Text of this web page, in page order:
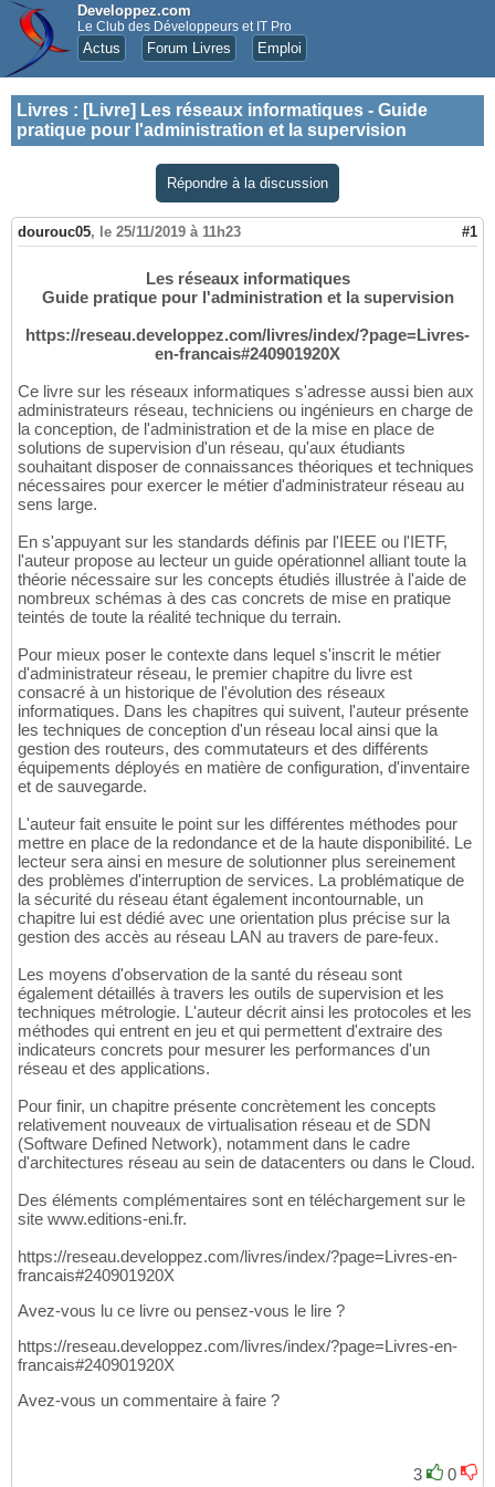
Developpez.com
Le Club des Développeurs et IT Pro
Actus Forum Livres Emploi
Livres : [Livre] Les réseaux informatiques - Guide
pratique pour l'administration et la supervision
Répondre à la discussion
dourouc05, le 25/11/2019 à 11h23 #1
Les réseaux informatiques
Guide pratique pour l'administration et la supervision
https://reseau.developpez.com/livres/index/?page=Livres-
en-francais#240901920X
Ce livre sur les réseaux informatiques s'adresse aussi bien aux
administrateurs réseau, techniciens ou ingénieurs en charge de
la conception, de l'administration et de la mise en place de
solutions de supervision d'un réseau, qu'aux étudiants
souhaitant disposer de connaissances théoriques et techniques
nécessaires pour exercer le métier d'administrateur réseau au
sens large.
En s'appuyant sur les standards définis par l'IEEE ou l'IETF,
l'auteur propose au lecteur un guide opérationnel alliant toute la
théorie nécessaire sur les concepts étudiés illustrée à l'aide de
nombreux schémas à des cas concrets de mise en pratique
teintés de toute la réalité technique du terrain.
Pour mieux poser le contexte dans lequel s'inscrit le métier
d'administrateur réseau, le premier chapitre du livre est
consacré à un historique de l'évolution des réseaux
informatiques. Dans les chapitres qui suivent, l'auteur présente
les techniques de conception d'un réseau local ainsi que la
gestion des routeurs, des commutateurs et des différents
équipements déployés en matière de configuration, d'inventaire
et de sauvegarde.
L'auteur fait ensuite le point sur les différentes méthodes pour
mettre en place de la redondance et de la haute disponibilité. Le
lecteur sera ainsi en mesure de solutionner plus sereinement
des problèmes d'interruption de services. La problématique de
la sécurité du réseau étant également incontournable, un
chapitre lui est dédié avec une orientation plus précise sur la
gestion des accès au réseau LAN au travers de pare-feux.
Les moyens d'observation de la santé du réseau sont
également détaillés à travers les outils de supervision et les
techniques métrologie. L'auteur décrit ainsi les protocoles et les
méthodes qui entrent en jeu et qui permettent d'extraire des
indicateurs concrets pour mesurer les performances d'un
réseau et des applications.
Pour finir, un chapitre présente concrètement les concepts
relativement nouveaux de virtualisation réseau et de SDN
(Software Defined Network), notamment dans le cadre
d'architectures réseau au sein de datacenters ou dans le Cloud.
Des éléments complémentaires sont en téléchargement sur le
site www.editions-eni.fr.
https://reseau.developpez.com/livres/index/?page=Livres-en-
francais#240901920X
Avez-vous lu ce livre ou pensez-vous le lire ?
https://reseau.developpez.com/livres/index/?page=Livres-en-
francais#240901920X
Avez-vous un commentaire à faire ?
3 0